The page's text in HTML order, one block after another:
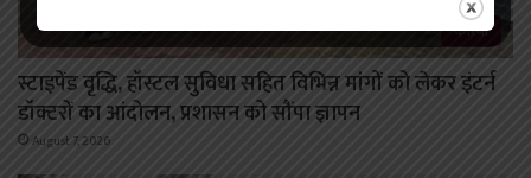
कोरबा
स्टाइपेंड वृद्धि, हॉस्टल सुविधा सहित विभिन्न मांगों को लेकर इंटर्न
डॉक्टरों का आंदोलन, प्रशासन को सौंपा ज्ञापन
August 7, 2026